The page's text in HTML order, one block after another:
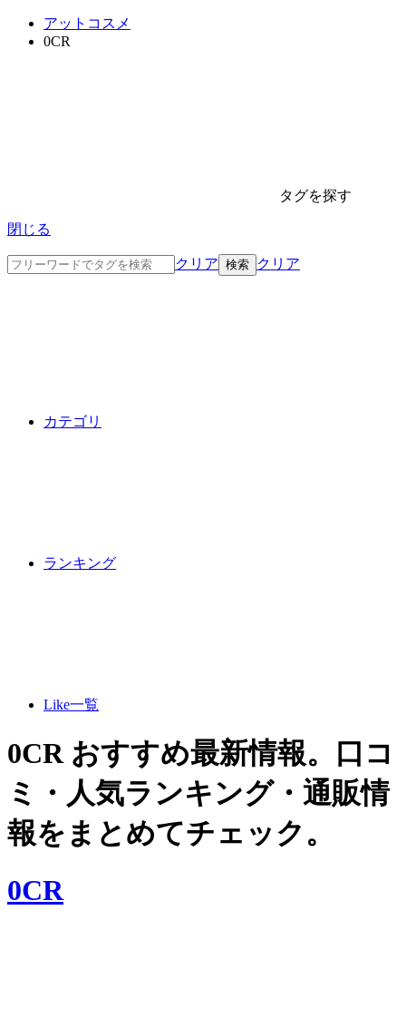
アットコスメ
0CR
タグを探す
閉じる
クリア クリア
カテゴリ
ランキング
Like一覧
0CR おすすめ最新情報。口コ
ミ・人気ランキング・通販情
報をまとめてチェック。
0CR